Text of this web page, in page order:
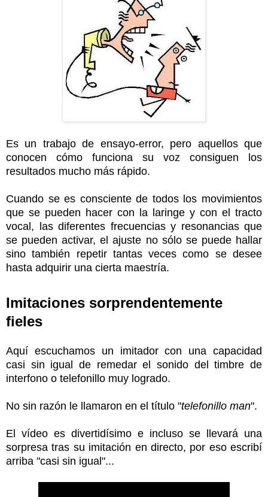
Es un trabajo de ensayo-error, pero aquellos que
conocen cómo funciona su voz consiguen los
resultados mucho más rápido.
Cuando se es consciente de todos los movimientos
que se pueden hacer con la laringe y con el tracto
vocal, las diferentes frecuencias y resonancias que
se pueden activar, el ajuste no sólo se puede hallar
sino también repetir tantas veces como se desee
hasta adquirir una cierta maestría.
Imitaciones sorprendentemente
fieles
Aquí escuchamos un imitador con una capacidad
casi sin igual de remedar el sonido del timbre de
interfono o telefonillo muy logrado.
No sin razón le llamaron en el título "telefonillo man".
El vídeo es divertidísimo e incluso se llevará una
sorpresa tras su imitación en directo, por eso escribí
arriba "casi sin igual"...